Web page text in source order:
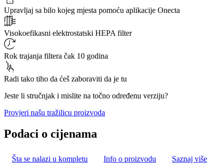
Upravljaj sa bilo kojeg mjesta pomoću aplikacije Onecta
Visokoefikasni elektrostatski HEPA filter
Rok trajanja filtera čak 10 godina
Radi tako tiho da ćeš zaboraviti da je tu
Jeste li stručnjak i mislite na točno određenu verziju?
Provjeri našu tražilicu proizvoda
Podaci o cijenama
Šta se nalazi u kompletu Info o proizvodu Saznaj više